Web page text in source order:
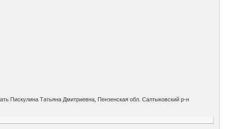
Пискулина Татьяна Дмитриевна, Пензенская обл. Салтыковский р-н